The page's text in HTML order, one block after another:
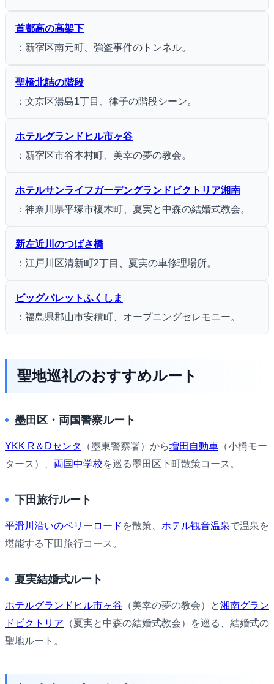
首都高の高架下
：新宿区南元町、強盗事件のトンネル。
聖橋北詰の階段
：文京区湯島1丁目、律子の階段シーン。
ホテルグランドヒル市ヶ谷
：新宿区市谷本村町、美幸の夢の教会。
ホテルサンライフガーデングランドビクトリア湘南
：神奈川県平塚市榎木町、夏実と中森の結婚式教会。
新左近川のつばさ橋
：江戸川区清新町2丁目、夏実の車修理場所。
ビッグパレットふくしま
：福島県郡山市安積町、オープニングセレモニー。
聖地巡礼のおすすめルート
墨田区・両国警察ルート
YKK R＆Dセンタ （墨東警察署）から増田自動車 （小橋モー
タース）、 両国中学校を巡る墨田区下町散策コース。
下田旅行ルート
平滑川沿いのペリーロード を散策、 ホテル観音温泉で温泉を
堪能する下田旅行コース。
夏実結婚式ルート
ホテルグランドヒル市ヶ谷 （美幸の夢の教会）と湘南グラン
ドビクトリア （夏実と中森の結婚式教会）を巡る、結婚式の
聖地ルート。